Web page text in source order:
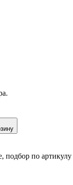
подбор по